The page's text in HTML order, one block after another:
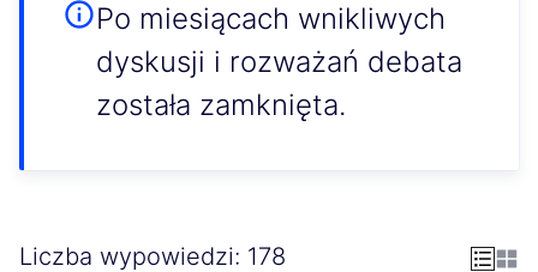
Po miesiącach wnikliwych
dyskusji i rozważań debata
została zamknięta.
Liczba wypowiedzi: 178